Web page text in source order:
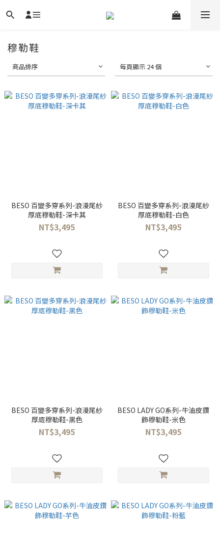
穆勒鞋
商品排序 每頁顯示 24 個
BESO 百變多穿系列-浪漫尾紗
厚底穆勒鞋-深卡其
NT$3,495
BESO 百變多穿系列-浪漫尾紗
厚底穆勒鞋-白色
NT$3,495
BESO 百變多穿系列-浪漫尾紗
厚底穆勒鞋-黑色
NT$3,495
BESO LADY GO系列-牛油皮鑽
飾穆勒鞋-米色
NT$3,495